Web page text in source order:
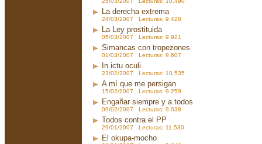
La derecha extrema
24/03/2007 Lecturas: 9.428
La Ley prostituida
05/03/2007 Lecturas: 9.921
Simancas con tropezones
01/03/2007 Lecturas: 9.607
In ictu oculi
23/02/2007 Lecturas: 10.535
A mí que me persigan
15/02/2007 Lecturas: 9.259
Engañar siempre y a todos
09/02/2007 Lecturas: 9.038
Todos contra el PP
29/01/2007 Lecturas: 11.530
El okupa-mocho